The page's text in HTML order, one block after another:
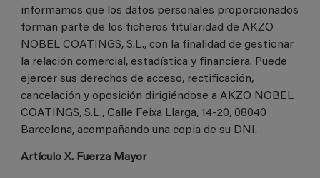
informamos que los datos personales proporcionados
forman parte de los ficheros titularidad de AKZO
NOBEL COATINGS, S.L., con la finalidad de gestionar
la relación comercial, estadística y financiera. Puede
ejercer sus derechos de acceso, rectificación,
cancelación y oposición dirigiéndose a AKZO NOBEL
COATINGS, S.L., Calle Feixa Llarga, 14-20, 08040
Barcelona, acompañando una copia de su DNI.
Artículo X. Fuerza Mayor